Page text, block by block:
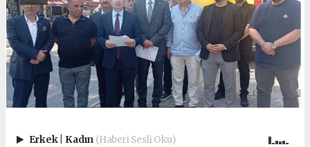
Erkek Kadın (Haberi Sesli Oku)